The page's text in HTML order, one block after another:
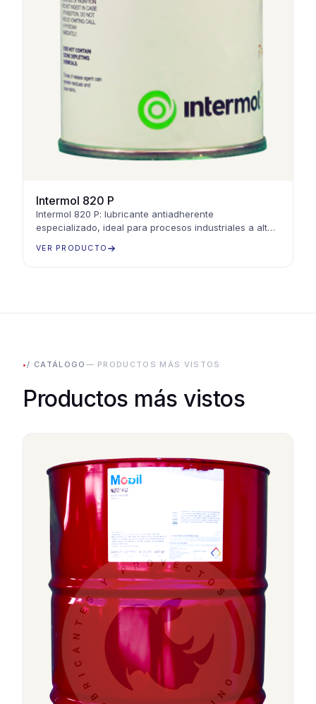
Intermol 820 P
Intermol 820 P: lubricante antiadherente
especializado, ideal para procesos industriales a altas
confiable
VER PRODUCTO
•/ CATÁLOGO — PRODUCTOS MÁS VISTOS
Productos más vistos